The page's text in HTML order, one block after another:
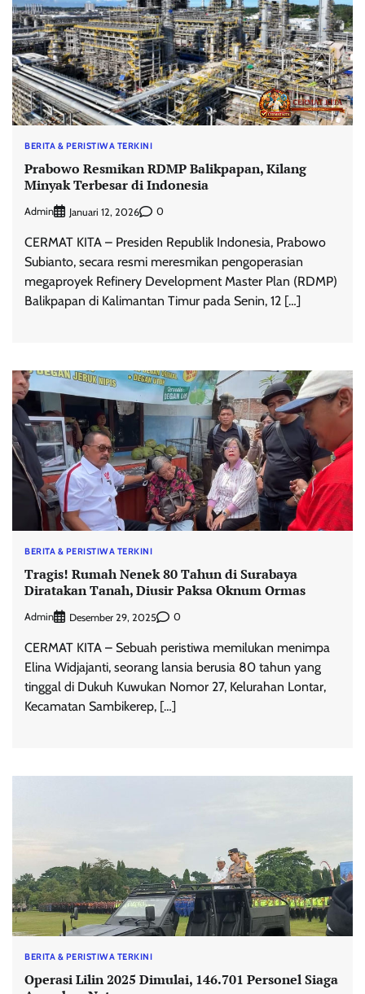
BERITA & PERISTIWA TERKINI
Prabowo Resmikan RDMP Balikpapan, Kilang
Minyak Terbesar di Indonesia
Admin Januari 12, 2026 0
CERMAT KITA – Presiden Republik Indonesia, Prabowo
Subianto, secara resmi meresmikan pengoperasian
megaproyek Refinery Development Master Plan (RDMP)
Balikpapan di Kalimantan Timur pada Senin, 12 […]
BERITA & PERISTIWA TERKINI
Tragis! Rumah Nenek 80 Tahun di Surabaya
Diratakan Tanah, Diusir Paksa Oknum Ormas
Admin Desember 29, 2025 0
CERMAT KITA – Sebuah peristiwa memilukan menimpa
Elina Widjajanti, seorang lansia berusia 80 tahun yang
tinggal di Dukuh Kuwukan Nomor 27, Kelurahan Lontar,
Kecamatan Sambikerep, […]
BERITA & PERISTIWA TERKINI
Operasi Lilin 2025 Dimulai, 146.701 Personel Siaga